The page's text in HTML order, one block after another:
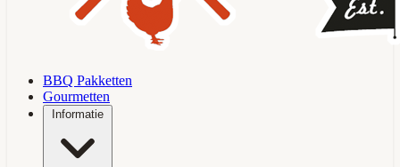
BBQ Pakketten
Gourmetten
Informatie